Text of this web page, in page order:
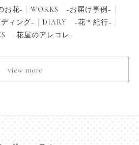
お花−
WORKS −お届け事例−
ィング−
DIARY −花＊紀行−
−花屋のアレコレ−
view more